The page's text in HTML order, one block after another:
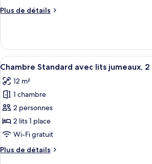
chambre :
Standard,
1
lit
double
Plus de détails
Plus
le
type
de
Chambre
Double
Standard,
lit
double
Afficher
toutes
les
photos
pour
ce
type
chambre :
Une
9
Chambre Standard avec lits jumeaux,
12 m²
1 chambre
2 personnes
2 lits 1 place
Wi-Fi gratuit
Plus de détails
Plus